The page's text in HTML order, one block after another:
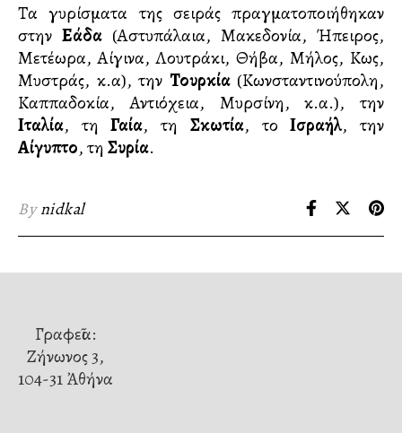
Τα γυρίσματα της σειράς πραγματοποιήθηκαν
στην Ελλάδα (Αστυπάλαια, Μακεδονία, Ήπειρος,
Μετέωρα, Αίγινα, Λουτράκι, Θήβα, Μήλος, Κως,
Μυστράς, κ.α), την Τουρκία(Κωνσταντινούπολη,
Καππαδοκία, Αντιόχεια, Μυρσίνη, κ.α.), την
Ιταλία, τηΓαλλία, τη Σκωτία, τοΙσραήλ, την
Αίγυπτο, τη Συρία.
Bynidkal
Γραφεῖα:
Ζήνωνος 3,
104-31 Ἀθήνα